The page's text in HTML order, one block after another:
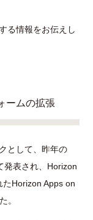
る情報をお伝えし
ームの拡張
として、昨年の
発表され、 Horizon
たHorizon Apps on
。